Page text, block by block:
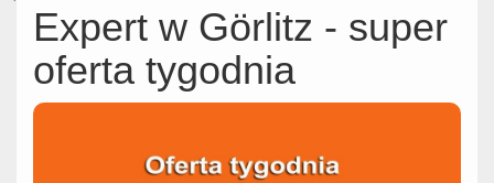
Expert w Görlitz - super
oferta tygodnia